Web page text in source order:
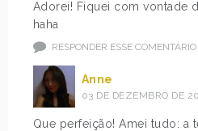
Adorei! Fiquei com vontade
haha
RESPONDER ESSE COMENTÁRIO
Anne
03 DE DEZEMBRO DE
Que perfeição! Amei tudo: a